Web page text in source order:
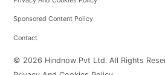
Sponsored Content Policy
Contact
© 2026 Hindnow Pvt Ltd. All Rights